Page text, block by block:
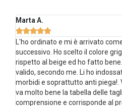
Marta A.

L'ho ordinato e mi è arrivato
successivo. Ho scelto il colore
rispetto al beige ed ho fatto
valido, secondo me. Li ho
morbidi e soprattutto anti piega!.
va molto bene la tabella delle
comprensione e corrisponde al